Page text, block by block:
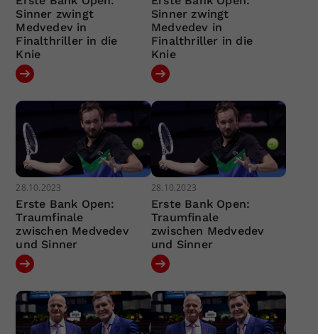
Sinner zwingt
Medvedev in
Finalthriller in die
Knie
Sinner zwingt
Medvedev in
Finalthriller in die
Knie
28.10.2023
Erste Bank Open:
Traumfinale
zwischen Medvedev
und Sinner
28.10.2023
Erste Bank Open:
Traumfinale
zwischen Medvedev
und Sinner